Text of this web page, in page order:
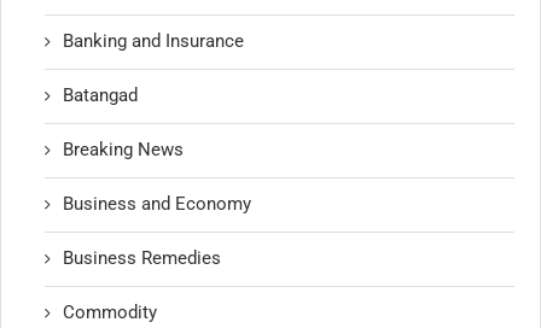
Banking and Insurance
Batangad
Breaking News
Business and Economy
Business Remedies
Commodity